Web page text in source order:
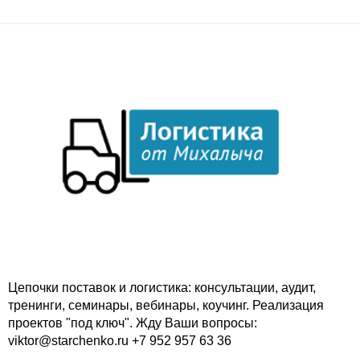
Цепочки поставок и логистика: консультации, аудит,
тренинги, семинары, вебинары, коучинг. Реализация
проектов "под ключ". Жду Ваши вопросы:
viktor@starchenko.ru +7 952 957 63 36